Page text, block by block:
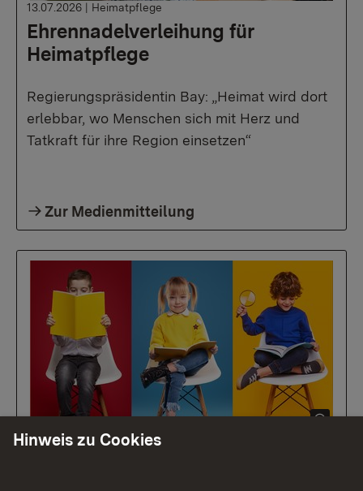
Ehrennadelverleihung für
Heimatpflege
13.07.2026 | Heimatpflege
Regierungspräsidentin Bay: „Heimat wird dort
erlebbar, wo Menschen sich mit Herz und
Tatkraft für ihre Region einsetzen“
Zur Medienmitteilung
10.07.2026|Bibliotheken
Hinweis zu Cookies